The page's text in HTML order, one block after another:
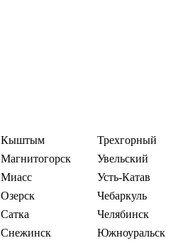
Кыштым
Магнитогорск
Миасс
Озерск
Сатка
Снежинск
Трехгорный
Увельский
Усть-Катав
Чебаркуль
Челябинск
Южноуральск